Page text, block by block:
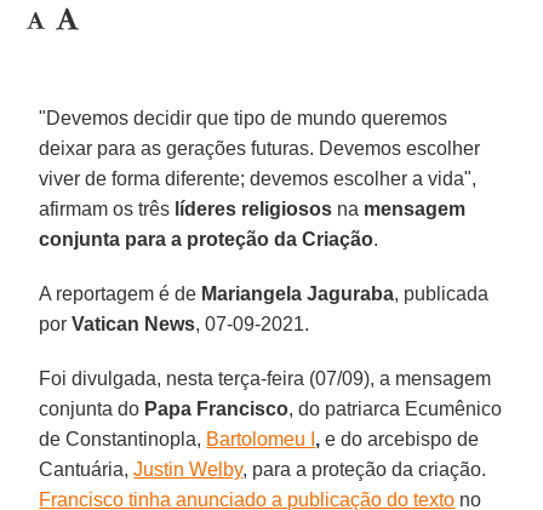
"Devemos decidir que tipo de mundo queremos
deixar para as gerações futuras. Devemos escolher
viver de forma diferente; devemos escolher a vida",
afirmam os três líderes religiosos na mensagem
conjunta para a proteção da Criação.
A reportagem é de Mariangela Jaguraba, publicada
porVatican News, 07-09-2021.
Foi divulgada, nesta terça-feira (07/09), a mensagem
conjunta do Papa Francisco, do patriarca Ecumênico
de Constantinopla, Bartolomeu I , e do arcebispo de
Cantuária,Justin Welby, para a proteção da criação.
Francisco tinha anunciado a publicação do texto no